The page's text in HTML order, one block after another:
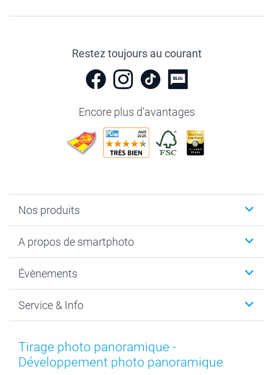
Restez toujours au courant
Encore plus d'avantages
Nos produits
Cadeaux photo
MyNameBook
Développement photo & Tirage photo
Cadres photo & accessoires déco
Calendrier photos & Agendas photo
A propos de smartphoto
Durabilité
Gestion des cookies
Mentions Légales
Presse
Évènements
Nouvel An
Fête des Mères
Fête des Pères
Service & Info
Tarifs et frais de livraison
Livraison
Tirage photo panoramique -
Développement photo panoramique